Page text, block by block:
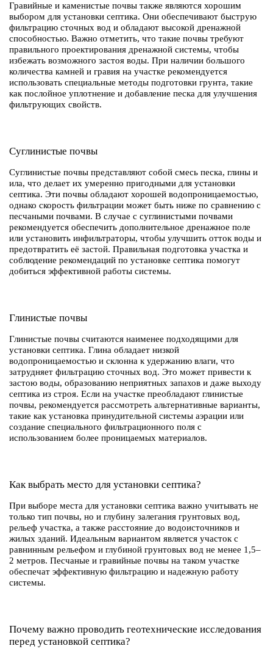
Гравийные и каменистые почвы также являются хорошим
выбором для установки септика. Они обеспечивают быструю
фильтрацию сточных вод и обладают высокой дренажной
способностью. Важно отметить, что такие почвы требуют
правильного проектирования дренажной системы, чтобы
избежать возможного застоя воды. При наличии большого
количества камней и гравия на участке рекомендуется
использовать специальные методы подготовки грунта, такие
как послойное уплотнение и добавление песка для улучшения
фильтрующих свойств.
Суглинистые почвы
Суглинистые почвы представляют собой смесь песка, глины и
ила, что делает их умеренно пригодными для установки
септика. Эти почвы обладают хорошей водопроницаемостью,
однако скорость фильтрации может быть ниже по сравнению с
песчаными почвами. В случае с суглинистыми почвами
рекомендуется обеспечить дополнительное дренажное поле
или установить инфильтраторы, чтобы улучшить отток воды и
предотвратить её застой. Правильная подготовка участка и
соблюдение рекомендаций по установке септика помогут
добиться эффективной работы системы.
Глинистые почвы
Глинистые почвы считаются наименее подходящими для
установки септика. Глина обладает низкой
водопроницаемостью и склонна к удержанию влаги, что
затрудняет фильтрацию сточных вод. Это может привести к
застою воды, образованию неприятных запахов и даже выходу
септика из строя. Если на участке преобладают глинистые
почвы, рекомендуется рассмотреть альтернативные варианты,
такие как установка принудительной системы аэрации или
создание специального фильтрационного поля с
использованием более проницаемых материалов.
Как выбрать место для установки септика?
При выборе места для установки септика важно учитывать не
только тип почвы, но и глубину залегания грунтовых вод,
рельеф участка, а также расстояние до водоисточников и
жилых зданий. Идеальным вариантом является участок с
равнинным рельефом и глубиной грунтовых вод не менее 1,5–
2 метров. Песчаные и гравийные почвы на таком участке
обеспечат эффективную фильтрацию и надежную работу
системы.
Почему важно проводить геотехнические исследования
перед установкой септика?